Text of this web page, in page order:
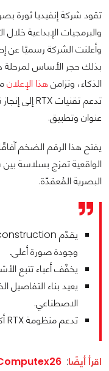
تقود شركة إنفيديا ثورة
والبرمجيات الإبداعية خلال
بذلك حجر الأساس لمرحلة
الذكاء، وتزامنهذا الإعلان
عنوان وتطبيق.
يفتح هذا الرقم الضخم
الواقعية تمزج بسلاسة بين
البصرية المُعقدّة.
وجودة صورة أعلى.
يخفّف أعباء تتبع
يعيد بناء التفاصيل
الاصطناعي.
تدعم منظومة RTX أكثر من 1000 لعبة وتطبيق حتى الآن.
اقرأ أيضًا: